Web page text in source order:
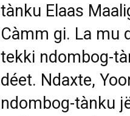
tànku Elaas
Càmm gi. La mu
tekki ndombog-
déet. Ndaxte,
ndombog-tànku